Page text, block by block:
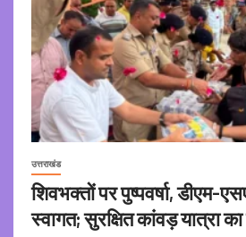
उत्तराखंड
शिवभक्तों पर पुष्पवर्षा, डीएम-
स्वागत; सुरक्षित कांवड़ यात्रा